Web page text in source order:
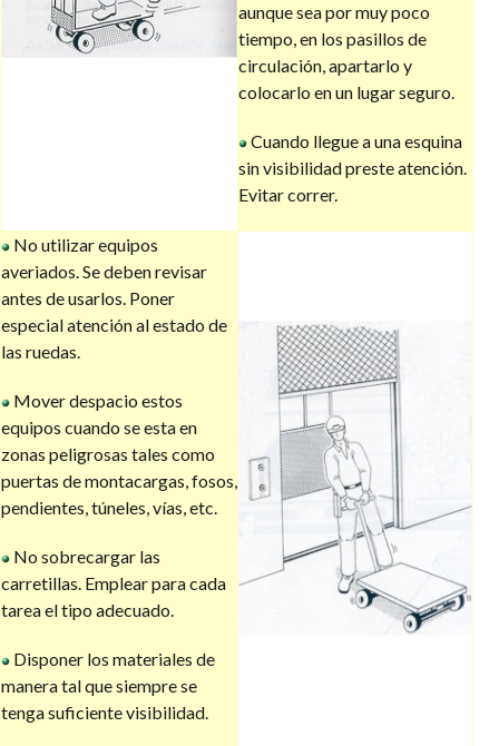
aunque sea por muy poco
tiempo, en los pasillos de
circulación, apartarlo y
colocarlo en un lugar seguro.
Cuando llegue a una esquina
sin visibilidad preste atención.
Evitar correr.
No utilizar equipos
averiados. Se deben revisar
antes de usarlos. Poner
especial atención al estado de
las ruedas.
Mover despacio estos
equipos cuando se esta en
zonas peligrosas tales como
puertas de montacargas, fosos,
pendientes, túneles, vías, etc.
No sobrecargar las
carretillas. Emplear para cada
tarea el tipo adecuado.
Disponer los materiales de
manera tal que siempre se
tenga suficiente visibilidad.